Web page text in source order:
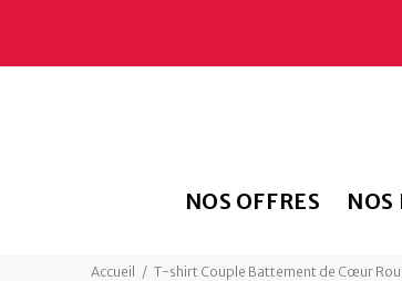
NOS OFFRES NOS
Accueil T-shirt Couple Battement de Cœur